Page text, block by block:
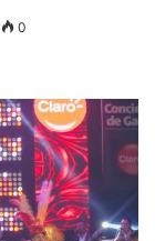
0